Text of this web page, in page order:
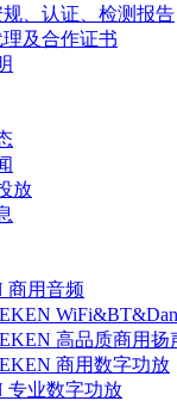
规、认证、检测报告
理及合作证书
放
商用音频
高品质商用扬
商用数字功放
专业数字功放